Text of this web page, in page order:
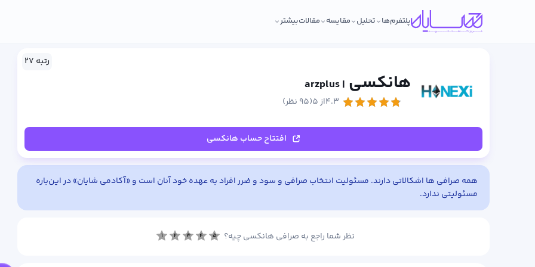
پلتفرم‌ها تحلیل مقایسه مقالاتبیشتر
رتبه ۲۷
هانکسی | arzplus
۴.۳از ۵ (۹۵ نظر)
افتتاح حساب هانکسی
همه صرافی ها اشکالاتی دارند. مسئولیت انتخاب صرافی و سود و ضرر افراد به عهده خود آنان است و «آکادمی شایان» در این‌باره
مسئولیتی ندارد.
نظر شما راجع به صرافی هانکسی چیه؟ ۱ ۲ ۳ ۴ ۵